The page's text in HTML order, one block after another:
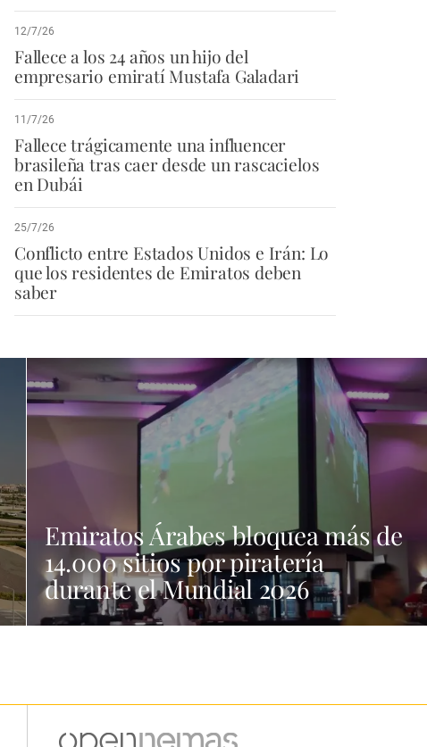
12/7/26
Fallece a los 24 años un hijo del
empresario emiratí Mustafa Galadari
11/7/26
Fallece trágicamente una influencer
brasileña tras caer desde un rascacielos
en Dubái
25/7/26
Conflicto entre Estados Unidos e Irán: Lo
que los residentes de Emiratos deben
saber
Emiratos Árabes bloquea más de
14.000 sitios por piratería
durante el Mundial 2026